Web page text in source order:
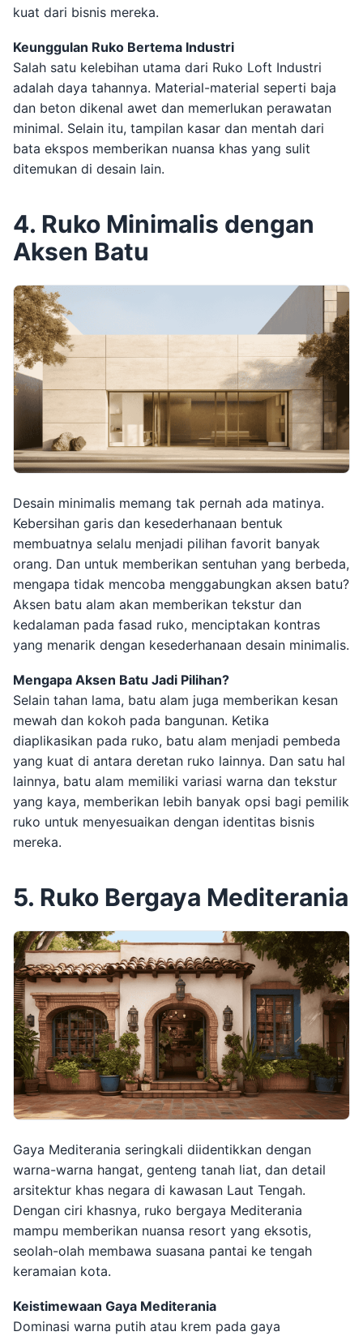
kuat dari bisnis mereka.
Keunggulan Ruko Bertema Industri
Salah satu kelebihan utama dari Ruko Loft Industri
adalah daya tahannya. Material-material seperti baja
dan beton dikenal awet dan memerlukan perawatan
minimal. Selain itu, tampilan kasar dan mentah dari
bata ekspos memberikan nuansa khas yang sulit
ditemukan di desain lain.
4. Ruko Minimalis dengan
Aksen Batu
Desain minimalis memang tak pernah ada matinya.
Kebersihan garis dan kesederhanaan bentuk
membuatnya selalu menjadi pilihan favorit banyak
orang. Dan untuk memberikan sentuhan yang berbeda,
mengapa tidak mencoba menggabungkan aksen batu?
Aksen batu alam akan memberikan tekstur dan
kedalaman pada fasad ruko, menciptakan kontras
yang menarik dengan kesederhanaan desain minimalis.
Mengapa Aksen Batu Jadi Pilihan?
Selain tahan lama, batu alam juga memberikan kesan
mewah dan kokoh pada bangunan. Ketika
diaplikasikan pada ruko, batu alam menjadi pembeda
yang kuat di antara deretan ruko lainnya. Dan satu hal
lainnya, batu alam memiliki variasi warna dan tekstur
yang kaya, memberikan lebih banyak opsi bagi pemilik
ruko untuk menyesuaikan dengan identitas bisnis
mereka.
5. Ruko Bergaya Mediterania
Gaya Mediterania seringkali diidentikkan dengan
warna-warna hangat, genteng tanah liat, dan detail
arsitektur khas negara di kawasan Laut Tengah.
Dengan ciri khasnya, ruko bergaya Mediterania
mampu memberikan nuansa resort yang eksotis,
seolah-olah membawa suasana pantai ke tengah
keramaian kota.
Keistimewaan Gaya Mediterania
Dominasi warna putih atau krem pada gaya